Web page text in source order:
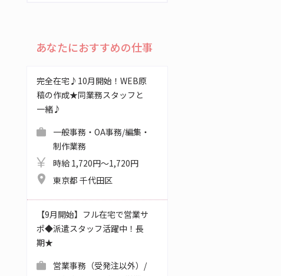
あなたにおすすめの仕事
完全在宅♪10月開始！WEB原
稿の作成★同業務スタッフと
一緒♪
一般事務・OA事務/編集・
制作業務
時給 1,720円～1,720円
東京都 千代田区
【9月開始】フル在宅で営業サ
ポ◆派遣スタッフ活躍中！長
期★
営業事務（受発注以外）/